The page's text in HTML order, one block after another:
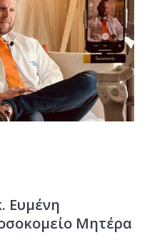
Ευμένη
Μητέρα